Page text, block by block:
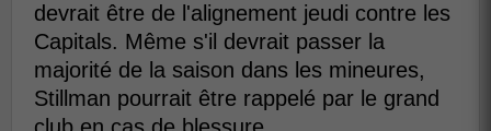
devrait être de l'alignement jeudi contre les
Capitals. Même s'il devrait passer la
majorité de la saison dans les mineures,
Stillman pourrait être rappelé par le grand